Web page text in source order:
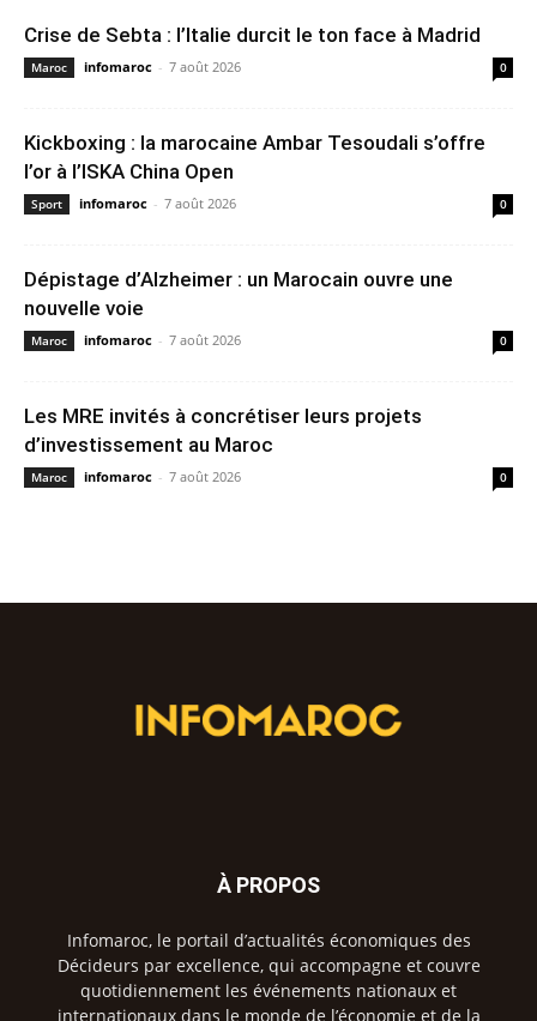
Crise de Sebta : l’Italie durcit le ton face à Madrid
Maroc infomaroc - 7 août 2026 0
Kickboxing : la marocaine Ambar Tesoudali s’offre
l’or à l’ISKA China Open
Sport infomaroc - 7 août 2026 0
Dépistage d’Alzheimer : un Marocain ouvre une
nouvelle voie
Maroc infomaroc - 7 août 2026 0
Les MRE invités à concrétiser leurs projets
d’investissement au Maroc
Maroc infomaroc - 7 août 2026 0
À PROPOS
Infomaroc, le portail d’actualités économiques des
Décideurs par excellence, qui accompagne et couvre
quotidiennement les événements nationaux et
internationaux dans le monde de l’économie et de la